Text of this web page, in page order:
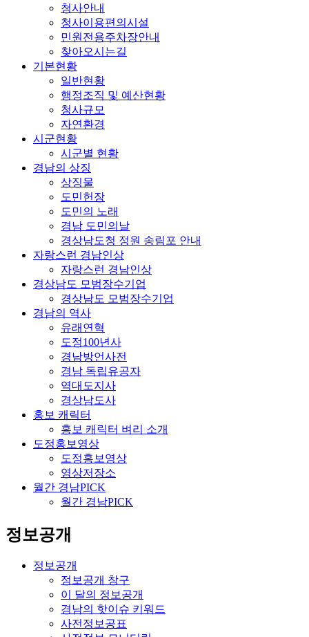
청사안내
청사이용편의시설
민원전용주차장안내
찾아오시는길
기본현황
일반현황
행정조직 및 예산현황
청사규모
자연환경
시군현황
시군별 현황
경남의 상징
상징물
도민헌장
도민의 노래
경남 도민의날
경상남도청 정원 송림포 안내
자랑스런 경남인상
자랑스런 경남인상
경상남도 모범장수기업
경상남도 모범장수기업
경남의 역사
유래연혁
도정100년사
경남방언사전
경남 독립유공자
역대도지사
경상남도사
홍보 캐릭터
홍보 캐릭터 벼리 소개
도정홍보영상
도정홍보영상
영상저장소
월간 경남PICK
월간 경남PICK
정보공개
정보공개
정보공개 창구
이 달의 정보공개
경남의 핫이슈 키워드
사전정보공표